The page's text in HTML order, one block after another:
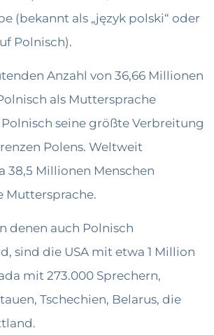
(bekannt als „język polski“ oder
Polnisch).
Anzahl von 36,66 Millionen
als Muttersprache
seine größte Verbreitung
Polens. Weltweit
38,5 Millionen Menschen
Muttersprache.
denen auch Polnisch
sind die USA mit etwa 1 Million
mit 273.000 Sprechern,
Tschechien, Belarus, die